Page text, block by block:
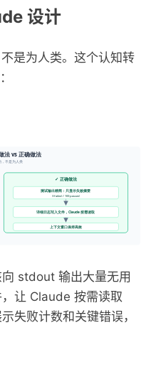
设计
是为人类。这个认知转
向 stdout 输出大量无用
让 Claude 按需读取
失败计数和关键错误，